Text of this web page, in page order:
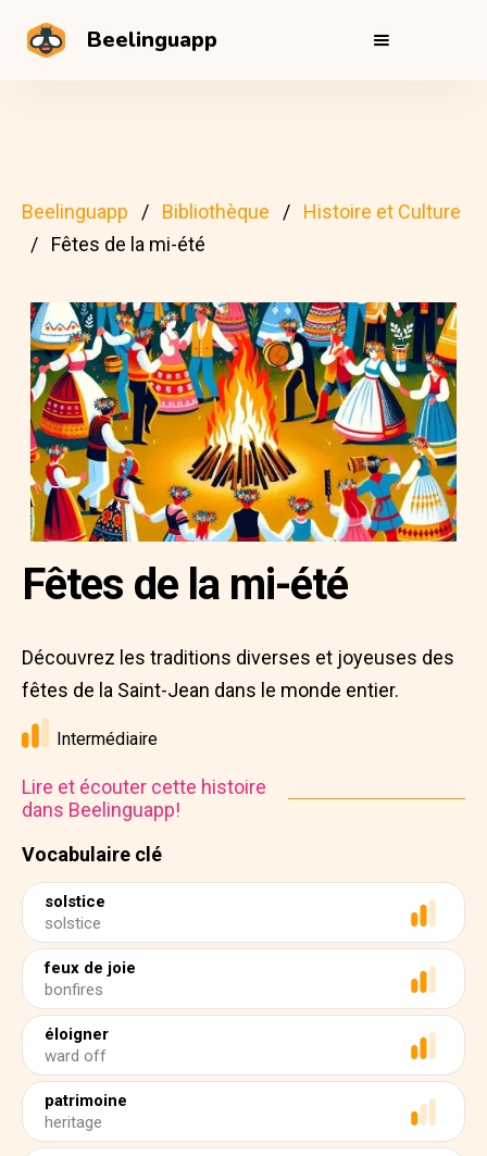
Beelinguapp
Beelinguapp Bibliothèque
Histoire et Culture
Fêtes de la mi-été
Vocabulaire clé
solstice
solstice
feux de joie
bonfires
éloigner
ward off
patrimoine
heritage
Fêtes de la mi-été
Découvrez les traditions diverses et joyeuses des
fêtes de la Saint-Jean dans le monde entier.
Intermédiaire
Lire et écouter cette histoire
dans Beelinguapp!